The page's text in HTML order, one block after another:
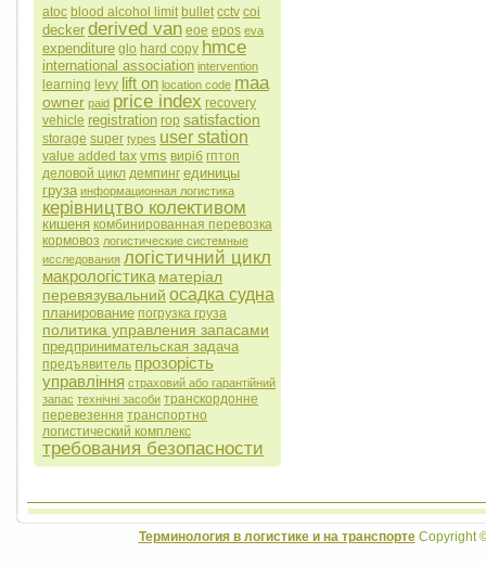
atoc blood alcohol limit bullet cctv coi
decker derived van eoe epos eva
expenditure glo hard copy hmce
international association intervention
learning levy lift on location code maa
owner paid price index recovery
vehicle registration rop satisfaction
storage super types user station
value added tax vms виріб гптоп
деловой цикл демпинг единицы
груза информационная логистика
керівництво колективом
кишеня комбинированная перевозка
кормовоз логистические системные
исследования логістичний цикл
макрологістика матеріал
перевязувальний осадка судна
планирование погрузка груза
политика управления запасами
предпринимательская задача
предъявитель прозорість
управління страховий або гарантійний
запас технічні засоби транскордонне
перевезення транспортно
логистический комплекс
требования безопасности
Терминология в логистике и на транспортеCopyright